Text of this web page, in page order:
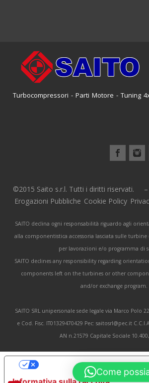
Turbocompressori - Parti Motore - Tuning
©2015 Saito s.r.l. Tutti i diritti riservati. –
Erogazioni Pubbliche Cookie Policy
SAITO declina ogni responsabilità riguardo agli
alla componentistica accessoria lasciata sulle
per lavorazioni e/o programma di
SAITO declines any responsibility regarding
components left on the turbines or other
and/or exchange program.
SAITO SRL unipersonale sede legale via Marco Polo
e Cod. Fisc. IT01329470429 Pec: saitosrl@pec.it
AN n.21579 Capitale Sociale
Come
Le tue preferenze relative